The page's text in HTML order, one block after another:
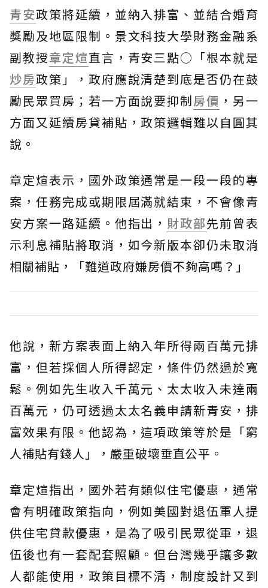
青安政策將延續，並納入排富、並結合婚育
獎勵及地區限制。景文科技大學財務金融系
副教授章定煊直言，青安三點○「根本就是
炒房政策」，政府應說清楚到底是否仍在鼓
勵民眾買房；若一方面說要抑制房價 ，另一
方面又延續房貸補貼，政策邏輯難以自圓其
說。
章定煊表示，國外政策通常是一段一段的專
案，任務完成或期限屆滿就結束，不會像青
安方案一路延續。他指出， 財政部先前曾表
示利息補貼將取消，如今新版本卻仍未取消
相關補貼，「難道政府嫌房價不夠高嗎？」
他說，新方案表面上納入年所得兩百萬元排
富，但若採個人所得認定，條件仍然過於寬
鬆。例如先生收入千萬元、太太收入未達兩
百萬元，仍可透過太太名義申請新青安，排
富效果有限。他認為，這項政策等於是「窮
人補貼有錢人」，嚴重破壞垂直公平。
章定煊指出，國外若有類似住宅優惠，通常
會有明確政策指向，例如美國對退伍軍人提
供住宅貸款優惠，是為了吸引民眾從軍，退
伍後也有一套配套照顧。但台灣幾乎讓多數
人都能使用，政策目標不清，制度設計又到